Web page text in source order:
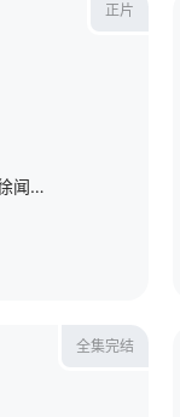
正片
本剧讲述了女仙苏湘，因爱慕自己的师父徐闻柳，被天道惩罚，贬到人间受十世诅咒之苦，十世结束、最终将灰飞烟灭的结局，徐闻柳不忍爱徒落得凄惨下场，忤逆天道，私自下凡，帮助爱徒苏湘修仙，以免厄运。
全集完结